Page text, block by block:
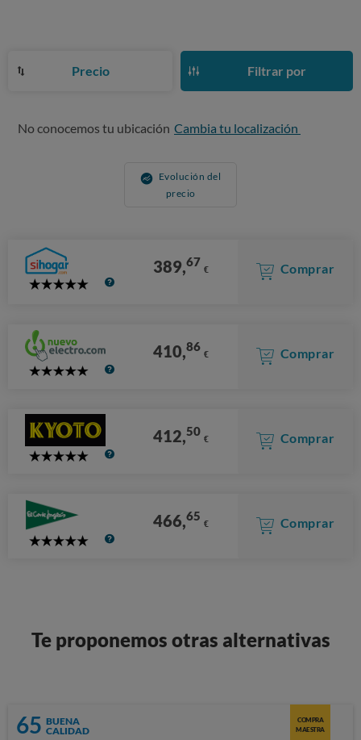
Precio Filtrar por
No conocemos tu ubicación Cambia tu localización
Evolución del
precio
5
389,67 € Comprar
5
410,86 € Comprar
5
412,50 € Comprar
5
466,65 € Comprar
Te proponemos otras alternativas
65 BUENA
CALIDAD
COMPRA
MAESTRA